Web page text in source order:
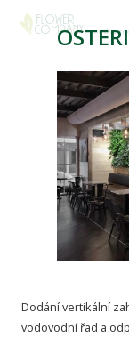
Dodání vertikální
vodovodní řad a